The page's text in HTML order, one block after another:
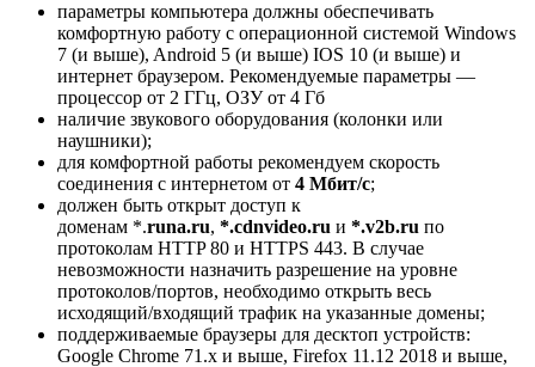
параметры компьютера должны обеспечивать
комфортную работу с операционной системой Windows
7 (и выше), Android 5 (и выше) IOS 10 (и выше) и
интернет браузером. Рекомендуемые параметры —
процессор от 2 ГГц, ОЗУ от 4 Гб
наличие звукового оборудования (колонки или
наушники);
для комфортной работы рекомендуем скорость
соединения с интернетом от 4 Мбит/с;
должен быть открыт доступ к
доменам *.runa.ru, *.cdnvideo.ru и *.v2b.ru по
протоколам HTTP 80 и HTTPS 443. В случае
невозможности назначить разрешение на уровне
протоколов/портов, необходимо открыть весь
исходящий/входящий трафик на указанные домены;
поддерживаемые браузеры для десктоп устройств:
Google Chrome 71.x и выше, Firefox 11.12 2018 и выше,